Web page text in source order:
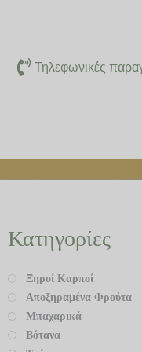
περιεχόμενο
Τηλεφωνικές
Κατηγορίες
Ξηροί Καρποί
Αποξηραμένα Φρούτα
Μπαχαρικά
Βότανα